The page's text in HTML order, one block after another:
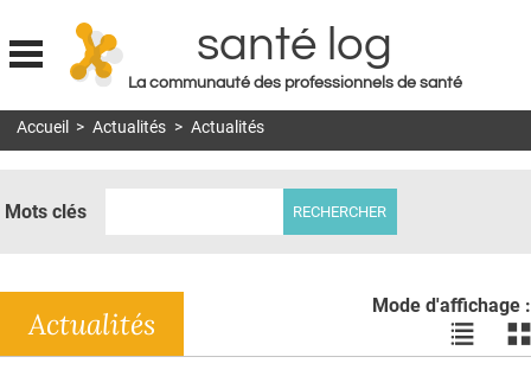
Jump to navigation
santé log
La communauté des professionnels de santé
MON COMPTE
DOSSIERS
RÉSEAUX
Accueil > Actualités > Actualités
Mots clés
Mode d'affichage :
Voir
les
les
Actualités